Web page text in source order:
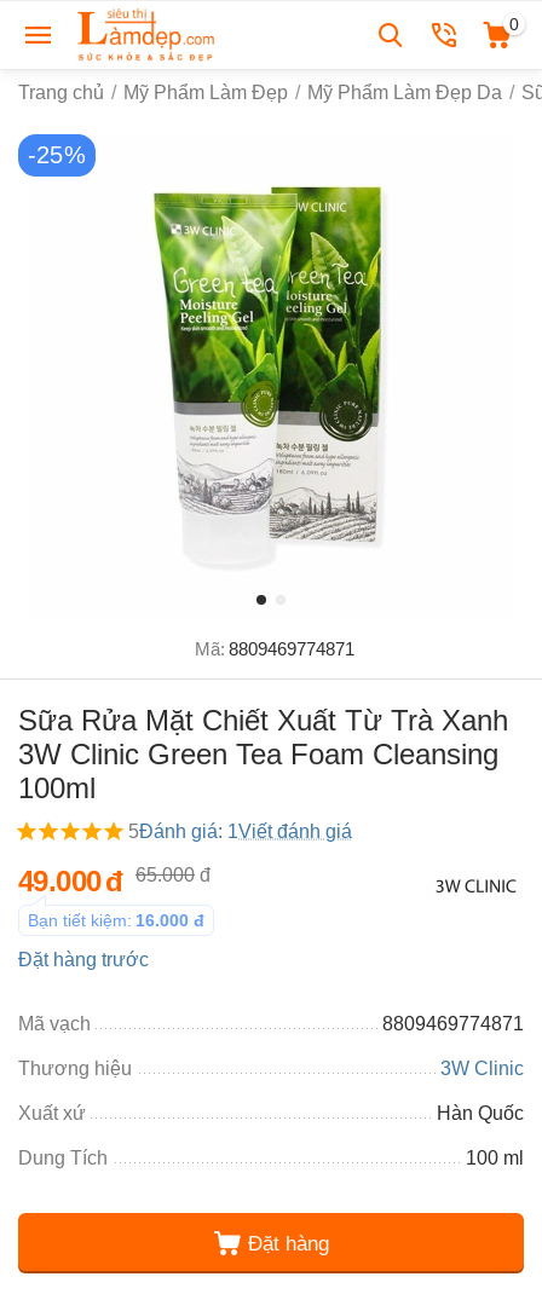
0
Trang chủ / Mỹ Phẩm Làm Đẹp / Mỹ Phẩm Làm Đẹp Da /
-25%
Mã: 8809469774871
Sữa Rửa Mặt Chiết Xuất Từ Trà Xanh
3W Clinic Green Tea Foam Cleansing
100ml
5Đánh giá: 1Viết đánh giá
49.000đ 65.000 đ
Bạn tiết kiệm: 16.000 đ
Đặt hàng trước
Mã vạch 8809469774871
Thương hiệu 3W Clinic
Xuất xứ Hàn Quốc
Dung Tích 100 ml
Đặt hàng